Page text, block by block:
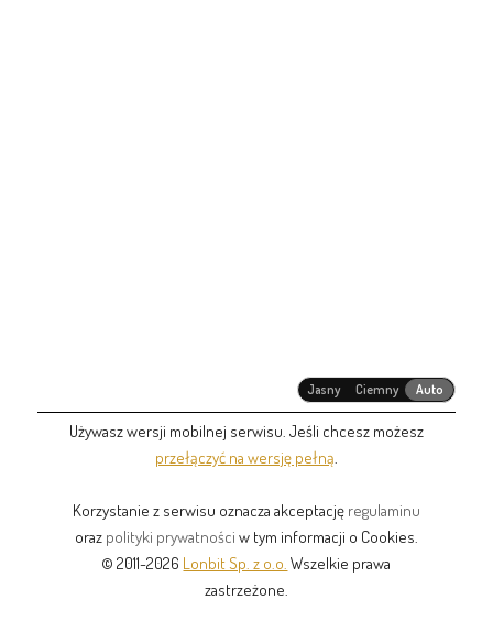
Jasny Ciemny Auto
Używasz wersji mobilnej serwisu. Jeśli chcesz możesz
przełączyć na wersję pełną
Korzystanie z serwisu oznacza akceptację regulaminu
oraz polityki prywatności w tym informacji o Cookies.
© 2011-2026 Lonbit Sp. z o.o. Wszelkie prawa
zastrzeżone.